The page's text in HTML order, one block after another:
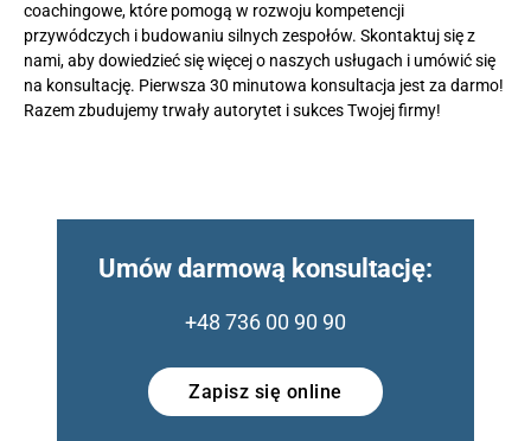
coachingowe, które pomogą w rozwoju kompetencji
przywódczych i budowaniu silnych zespołów. Skontaktuj się z
nami, aby dowiedzieć się więcej o naszych usługach i umówić się
na konsultację. Pierwsza 30 minutowa konsultacja jest za darmo!
Razem zbudujemy trwały autorytet i sukces Twojej firmy!
Umów darmową konsultację:
+48 736 00 90 90
Zapisz się online